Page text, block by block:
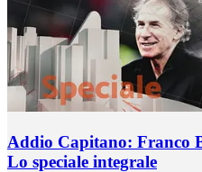
Addio Capitano: Franco
Lo speciale integrale